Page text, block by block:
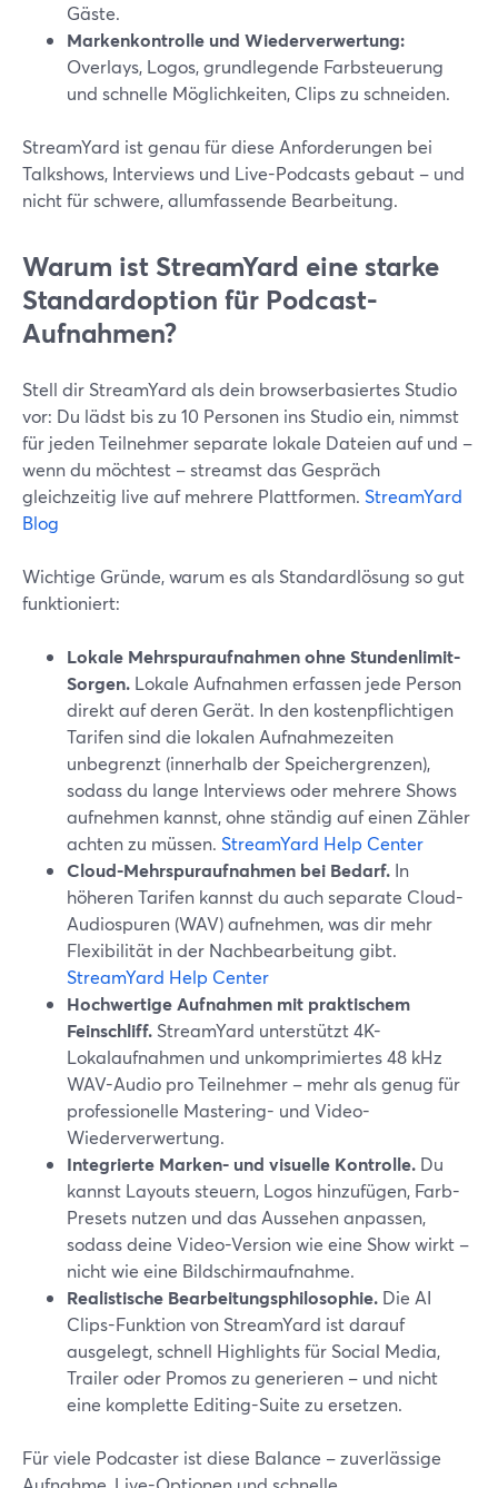
Gäste.
Markenkontrolle und Wiederverwertung:
Overlays, Logos, grundlegende Farbsteuerung
und schnelle Möglichkeiten, Clips zu schneiden.
StreamYard ist genau für diese Anforderungen bei
Talkshows, Interviews und Live-Podcasts gebaut – und
nicht für schwere, allumfassende Bearbeitung.
Warum ist StreamYard eine starke
Standardoption für Podcast-
Aufnahmen?
Stell dir StreamYard als dein browserbasiertes Studio
vor: Du lädst bis zu 10 Personen ins Studio ein, nimmst
für jeden Teilnehmer separate lokale Dateien auf und –
wenn du möchtest – streamst das Gespräch
gleichzeitig live auf mehrere Plattformen. StreamYard
Blog
Wichtige Gründe, warum es als Standardlösung so gut
funktioniert:
Lokale Mehrspuraufnahmen ohne Stundenlimit-
Sorgen. Lokale Aufnahmen erfassen jede Person
direkt auf deren Gerät. In den kostenpflichtigen
Tarifen sind die lokalen Aufnahmezeiten
unbegrenzt (innerhalb der Speichergrenzen),
sodass du lange Interviews oder mehrere Shows
aufnehmen kannst, ohne ständig auf einen Zähler
achten zu müssen. StreamYard Help Center
Cloud-Mehrspuraufnahmen bei Bedarf. In
höheren Tarifen kannst du auch separate Cloud-
Audiospuren (WAV) aufnehmen, was dir mehr
Flexibilität in der Nachbearbeitung gibt.
StreamYard Help Center
Hochwertige Aufnahmen mit praktischem
Feinschliff. StreamYard unterstützt 4K-
Lokalaufnahmen und unkomprimiertes 48 kHz
WAV-Audio pro Teilnehmer – mehr als genug für
professionelle Mastering- und Video-
Wiederverwertung.
Integrierte Marken- und visuelle Kontrolle. Du
kannst Layouts steuern, Logos hinzufügen, Farb-
Presets nutzen und das Aussehen anpassen,
sodass deine Video-Version wie eine Show wirkt –
nicht wie eine Bildschirmaufnahme.
Realistische Bearbeitungsphilosophie. Die AI
Clips-Funktion von StreamYard ist darauf
ausgelegt, schnell Highlights für Social Media,
Trailer oder Promos zu generieren – und nicht
eine komplette Editing-Suite zu ersetzen.
Für viele Podcaster ist diese Balance – zuverlässige